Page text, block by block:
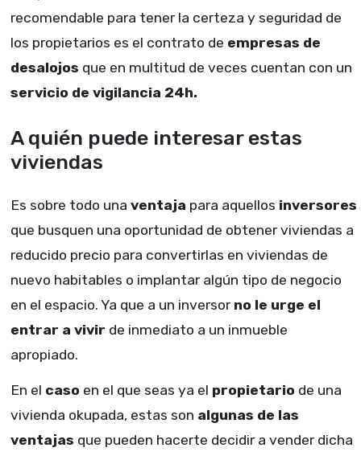
recomendable para tener la certeza y seguridad de
los propietarios es el contrato de empresas de
desalojos que en multitud de veces cuentan con un
servicio de vigilancia 24h.
A quién puede interesar estas
viviendas
Es sobre todo unaventaja para aquellos inversores
que busquen una oportunidad de obtener viviendas a
reducido precio para convertirlas en viviendas de
nuevo habitables o implantar algún tipo de negocio
en el espacio. Ya que a un inversor no le urge el
entrar a vivir de inmediato a un inmueble
apropiado.
En el caso en el que seas ya el propietario de una
vivienda okupada, estas son algunas de las
ventajas que pueden hacerte decidir a vender dicha